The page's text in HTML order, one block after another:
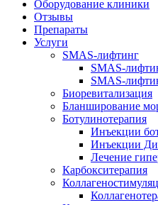
Оборудование клиники
Отзывы
Препараты
Услуги
SMAS-лифтинг
SMAS-
SMAS-
Биоревитализация
Бланширование
Ботулинотерапия
Инъекции
Инъекции
Лечение
Карбокситерапия